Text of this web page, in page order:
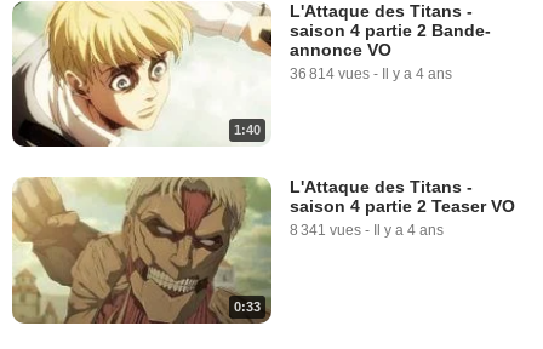
1:40
L'Attaque des Titans -
saison 4 partie 2 Bande-
annonce VO
36 814 vues - Il y a 4 ans
0:33
L'Attaque des Titans -
saison 4 partie 2 Teaser VO
8 341 vues - Il y a 4 ans